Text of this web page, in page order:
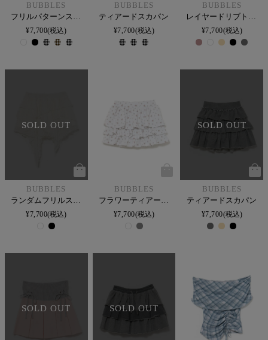
BUBBLES
フリルパターンスカパン
¥7,700 税込
BUBBLES
ティアードスカパン
¥7,700 税込
BUBBLES
レイヤードリブトップス
¥7,700 税込
SOLD OUT
BUBBLES
ランダムフリルスカート
¥7,700 税込
BUBBLES
フラワーティアードスカパン
¥7,700 税込
SOLD OUT
BUBBLES
ティアードスカパン
¥7,700 税込
SOLD OUT SOLD OUT